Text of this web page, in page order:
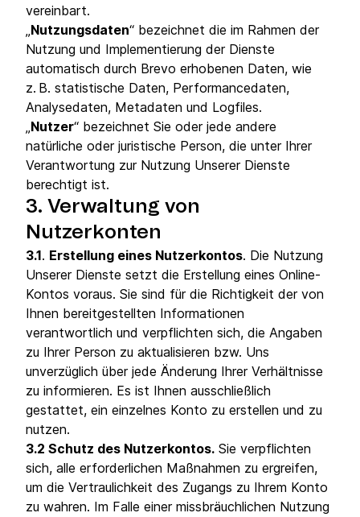
vereinbart.
„Nutzungsdaten“ bezeichnet die im Rahmen der
Nutzung und Implementierung der Dienste
automatisch durch Brevo erhobenen Daten, wie
z. B. statistische Daten, Performancedaten,
Analysedaten, Metadaten und Logfiles.
„Nutzer“ bezeichnet Sie oder jede andere
natürliche oder juristische Person, die unter Ihrer
Verantwortung zur Nutzung Unserer Dienste
berechtigt ist.
3. Verwaltung von
Nutzerkonten
3.1. Erstellung eines Nutzerkontos. Die Nutzung
Unserer Dienste setzt die Erstellung eines Online-
Kontos voraus. Sie sind für die Richtigkeit der von
Ihnen bereitgestellten Informationen
verantwortlich und verpflichten sich, die Angaben
zu Ihrer Person zu aktualisieren bzw. Uns
unverzüglich über jede Änderung Ihrer Verhältnisse
zu informieren. Es ist Ihnen ausschließlich
gestattet, ein einzelnes Konto zu erstellen und zu
nutzen.
3.2 Schutz des Nutzerkontos. Sie verpflichten
sich, alle erforderlichen Maßnahmen zu ergreifen,
um die Vertraulichkeit des Zugangs zu Ihrem Konto
zu wahren. Im Falle einer missbräuchlichen Nutzung